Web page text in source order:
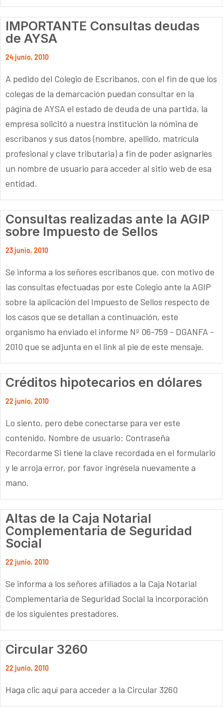
IMPORTANTE Consultas deudas
de AYSA
24 junio, 2010
A pedido del Colegio de Escribanos, con el fin de que los
colegas de la demarcación puedan consultar en la
página de AYSA el estado de deuda de una partida, la
empresa solicitó a nuestra institución la nómina de
escribanos y sus datos (nombre, apellido, matrícula
profesional y clave tributaria) a fin de poder asignarles
un nombre de usuario para acceder al sitio web de esa
entidad.
Consultas realizadas ante la AGIP
sobre Impuesto de Sellos
23 junio, 2010
Se informa a los señores escribanos que, con motivo de
las consultas efectuadas por este Colegio ante la AGIP
sobre la aplicación del Impuesto de Sellos respecto de
los casos que se detallan a continuación, este
organismo ha enviado el informe Nº 06-759 - DGANFA -
2010 que se adjunta en el link al pie de este mensaje.
Créditos hipotecarios en dólares
22 junio, 2010
Lo siento, pero debe conectarse para ver este
contenido, Nombre de usuario: Contraseña
Recordarme Si tiene la clave recordada en el formulario
y le arroja error, por favor ingrésela nuevamente a
mano.
Altas de la Caja Notarial
Complementaria de Seguridad
Social
22 junio, 2010
Se informa a los señores afiliados a la Caja Notarial
Complementaria de Seguridad Social la incorporación
de los siguientes prestadores.
Circular 3260
22 junio, 2010
Haga clic aquí para acceder a la Circular 3260